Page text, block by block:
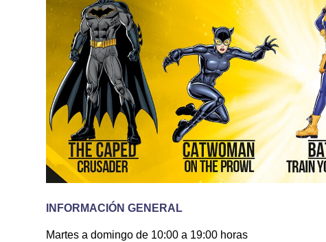
INFORMACIÓN GENERAL
Martes a domingo de 10:00 a 19:00 horas